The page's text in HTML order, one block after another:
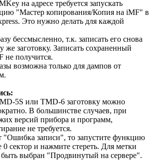
на адресе требуется запускать
"Мастер копирования/Копия на iMF" в
Это нужно делать для каждой
бессмысленно, т.к. записать его снова
же заготовку. Записать сохраненный
не получится.
возможна только для дампов от
5S или TMD-6 заготовку можно
В большинстве случаев, при
версий прибора и программ,
не требуется.
"Ошибка записи", то запустите функцию
0 сектор и нажмите стереть. Для метки
выбран "Продвинутый на сервере".